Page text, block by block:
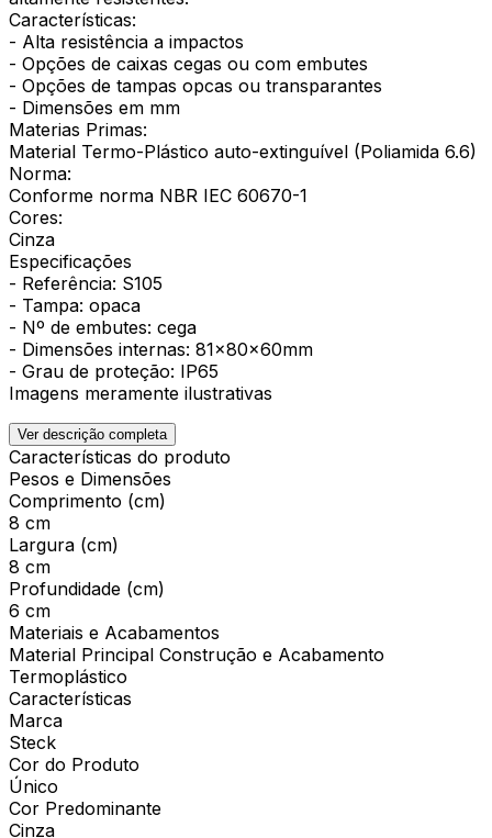
Características:
- Alta resistência a impactos
- Opções de caixas cegas ou com embutes
- Opções de tampas opcas ou transparantes
- Dimensões em mm
Materias Primas:
Material Termo-Plástico auto-extinguível (Poliamida 6.6)
Norma:
Conforme norma NBR IEC 60670-1
Cores:
Cinza
Especificações
- Referência: S105
- Tampa: opaca
- Nº de embutes: cega
- Dimensões internas: 81x80x60mm
- Grau de proteção: IP65
Imagens meramente ilustrativas
Ver descrição completa
Características do produto
Pesos e Dimensões
Comprimento (cm)
8 cm
Largura (cm)
8 cm
Profundidade (cm)
6 cm
Materiais e Acabamentos
Material Principal Construção e Acabamento
Termoplástico
Características
Marca
Steck
Cor do Produto
Único
Cor Predominante
Cinza